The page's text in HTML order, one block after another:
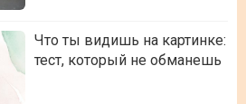
Что ты видишь на картинке:
тест, который не обманешь